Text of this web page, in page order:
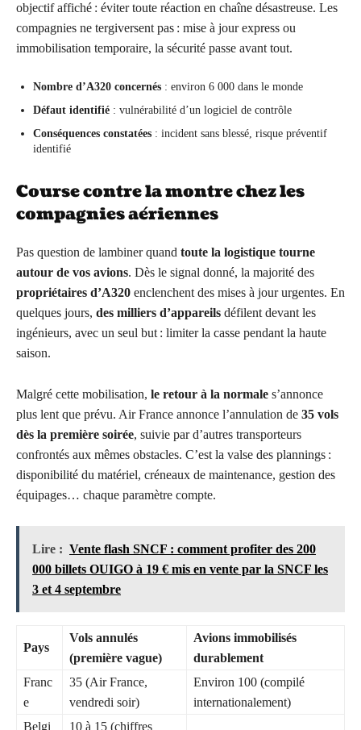
objectif affiché : éviter toute réaction en chaîne désastreuse. Les
compagnies ne tergiversent pas : mise à jour express ou
immobilisation temporaire, la sécurité passe avant tout.
Nombre d’A320 concernés : environ 6 000 dans le monde
Défaut identifié : vulnérabilité d’un logiciel de contrôle
Conséquences constatées : incident sans blessé, risque préventif
identifié
Course contre la montre chez les
compagnies aériennes
Pas question de lambiner quand toute la logistique tourne
autour de vos avions. Dès le signal donné, la majorité des
propriétaires d’A320 enclenchent des mises à jour urgentes. En
quelques jours, des milliers d’appareils défilent devant les
ingénieurs, avec un seul but : limiter la casse pendant la haute
saison.
Malgré cette mobilisation, le retour à la normale s’annonce
plus lent que prévu. Air France annonce l’annulation de 35 vols
dès la première soirée, suivie par d’autres transporteurs
confrontés aux mêmes obstacles. C’est la valse des plannings :
disponibilité du matériel, créneaux de maintenance, gestion des
équipages… chaque paramètre compte.
Lire : Vente flash SNCF : comment profiter des 200
000 billets OUIGO à 19 € mis en vente par la SNCF les
3 et 4 septembre
Pays
Vols annulés
(première vague)
Avions immobilisés
durablement
Franc
e
35 (Air France,
vendredi soir)
Environ 100 (compilé
internationalement)
Belgi
10 à 15 (chiffres